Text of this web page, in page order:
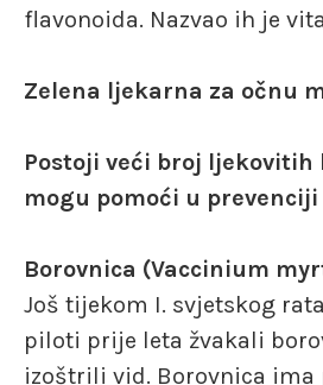
flavonoida. Nazvao ih je
Zelena ljekarna za očnu
Postoji veći broj ljekovitih
mogu pomoći u
Borovnica (Vaccinium
Još tijekom I. svjetskog
piloti prije leta žvakali
izoštrili vid. Borovnica